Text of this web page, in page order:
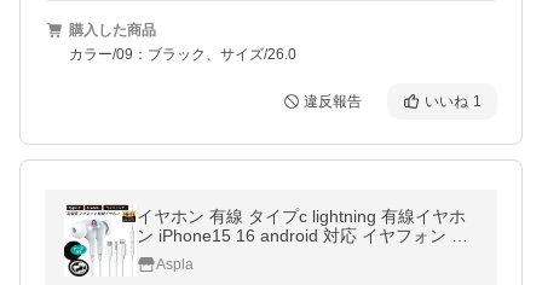
購入した商品
カラー/09：ブラック、サイズ/26.0
違反報告 いいね 1
イヤホン 有線 タイプc lightning 有線イヤホ
ン iPhone15 16 android 対応 イヤフォン マ
イク付き イヤホンマイク カナル型 Type-C
3.5mmイヤホンジャック
Aspla